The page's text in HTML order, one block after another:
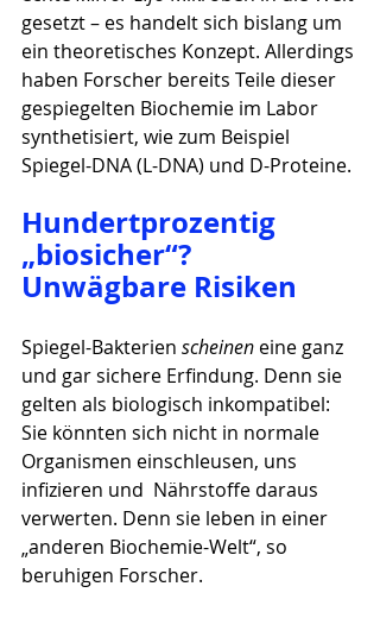
gesetzt – es handelt sich bislang um
ein theoretisches Konzept. Allerdings
haben Forscher bereits Teile dieser
gespiegelten Biochemie im Labor
synthetisiert, wie zum Beispiel
Spiegel-DNA (L-DNA) und D-Proteine.
Hundertprozentig
„biosicher“?
Unwägbare Risiken
Spiegel-Bakterien scheinen eine ganz
und gar sichere Erfindung. Denn sie
gelten als biologisch inkompatibel:
Sie könnten sich nicht in normale
Organismen einschleusen, uns
infizieren und  Nährstoffe daraus
verwerten. Denn sie leben in einer
„anderen Biochemie-Welt“, so
beruhigen Forscher.